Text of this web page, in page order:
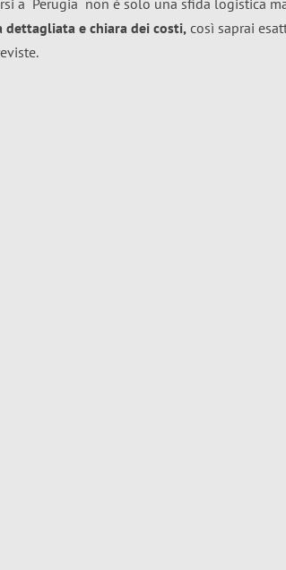
a Perugia non è solo una sfida logistica
dettagliata e chiara dei costi, così saprai